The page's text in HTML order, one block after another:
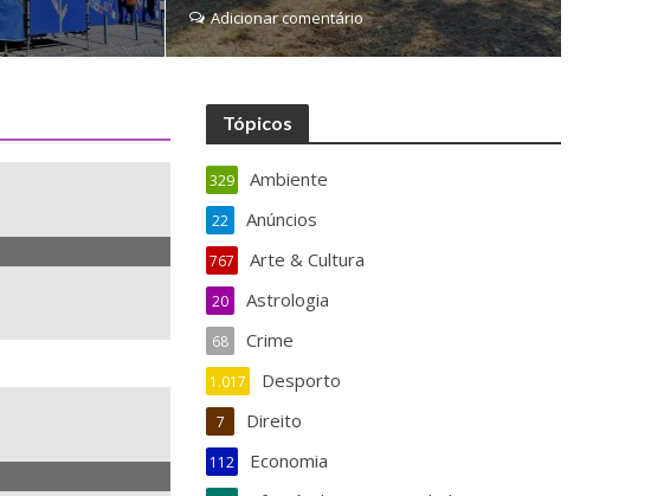
Adicionar comentário
Tópicos
Ambiente
329
Anúncios
22
Arte & Cultura
767
Astrologia
20
Crime
68
Desporto
1.017
Direito
7
Economia
112